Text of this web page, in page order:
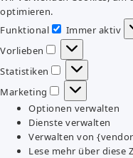
optimieren.
Funktional
Funktional
Immer aktiv
Vorlieben
Vorlieben
Statistiken
Statistiken
Marketing
Marketing
Optionen verwalten
Dienste verwalten
Verwalten von
Lese mehr über diese